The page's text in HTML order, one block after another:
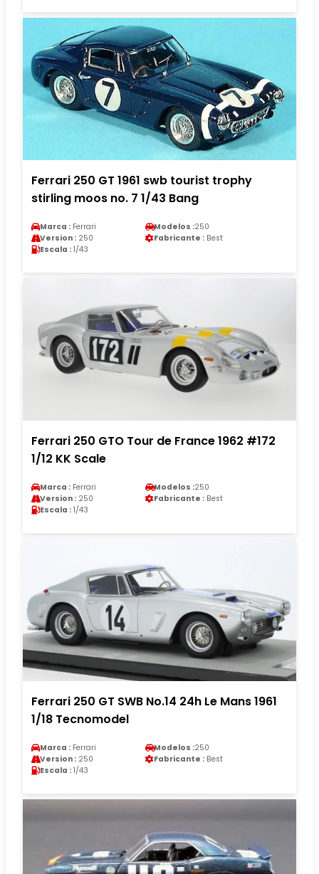
Ferrari 250 GT 1961 swb tourist trophy
stirling moos no. 7 1/43 Bang
Marca : Ferrari Modelos :250
Version : 250 Fabricante : Best
Escala : 1/43
Ferrari 250 GTO Tour de France 1962 #172
1/12 KK Scale
Marca : Ferrari Modelos :250
Version : 250 Fabricante : Best
Escala : 1/43
Ferrari 250 GT SWB No.14 24h Le Mans 1961
1/18 Tecnomodel
Marca : Ferrari Modelos :250
Version : 250 Fabricante : Best
Escala : 1/43